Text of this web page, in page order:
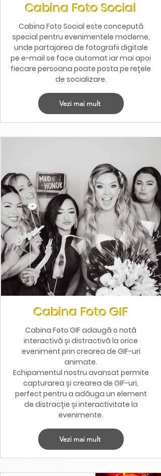
Cabina Foto Social
Cabina Foto Social este concepută
special pentru evenimentele moderne,
unde partajarea de fotografii digitale
pe e-mail se face automat iar mai apoi
fiecare persoana poate posta pe rețele
de socializare.
Vezi mai mult
Cabina Foto GIF
Cabina Foto GIF adaugă o notă
interactivă și distractivă la orice
eveniment prin crearea de GIF-uri
animate.
Echipamentul nostru avansat permite
capturarea și crearea de GIF-uri,
perfect pentru a adăuga un element
de distracție și interactivitate la
evenimente.
Vezi mai mult